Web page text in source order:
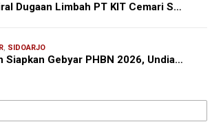
Dugaan Limbah PT KIT Cemari S…
, SIDOARJO
Siapkan Gebyar PHBN 2026, Undia…